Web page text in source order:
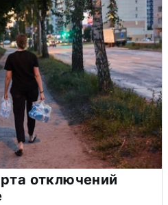
отключений